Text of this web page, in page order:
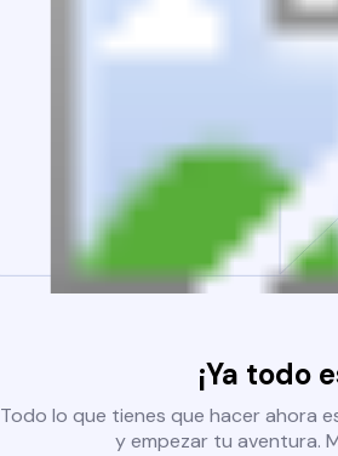
¡Ya todo
Todo lo que tienes que hacer ahora
y empezar tu aventura.